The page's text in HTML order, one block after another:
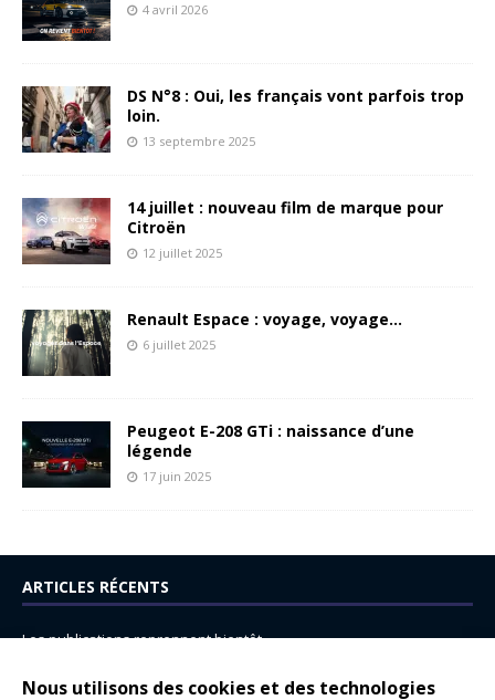
Nous utilisons des cookies et des technologies
4 avril 2026
DS N°8 : Oui, les français vont parfois trop
loin.
13 septembre 2025
14 juillet : nouveau film de marque pour
Citroën
12 juillet 2025
Renault Espace : voyage, voyage…
6 juillet 2025
Peugeot E-208 GTi : naissance d’une
légende
17 juin 2025
ARTICLES RÉCENTS
Les publications reprennent bientôt…